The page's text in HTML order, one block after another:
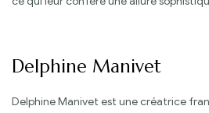
Delphine Manivet
Delphine Manivet est une créatrice